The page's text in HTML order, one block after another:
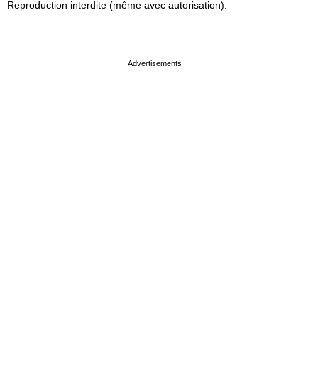
Reproduction interdite (même avec autorisation).